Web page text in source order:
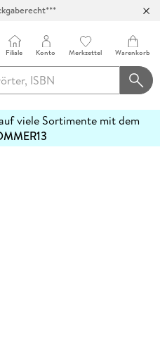
Filiale Konto Merkzettel Warenkorb
viele Sortimente mit dem